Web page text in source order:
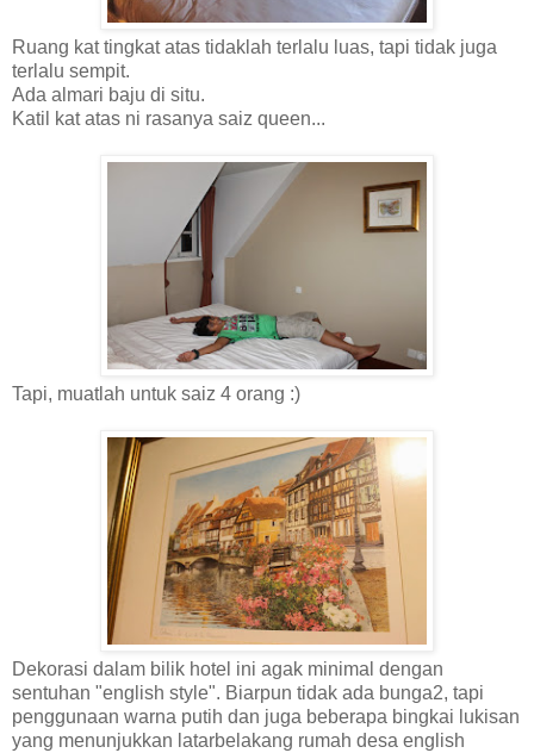
Ruang kat tingkat atas tidaklah terlalu luas, tapi tidak juga
terlalu sempit.
Ada almari baju di situ.
Katil kat atas ni rasanya saiz queen...
Tapi, muatlah untuk saiz 4 orang :)
Dekorasi dalam bilik hotel ini agak minimal dengan
sentuhan "english style". Biarpun tidak ada bunga2, tapi
penggunaan warna putih dan juga beberapa bingkai lukisan
yang menunjukkan latarbelakang rumah desa english